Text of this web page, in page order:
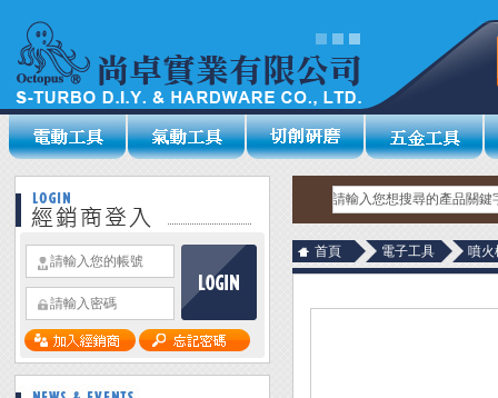
首頁 電子工具 噴火